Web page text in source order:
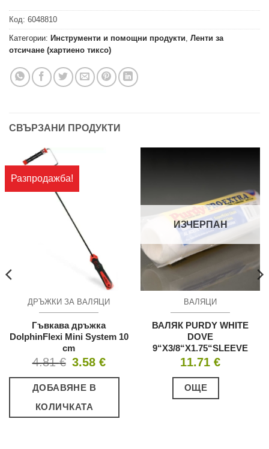
Код: 6048810
Категории: Инструменти и помощни продукти, Ленти за
отсичане (хартиено тиксо)
СВЪРЗАНИ ПРОДУКТИ
Разпродажба!
ДРЪЖКИ ЗА ВАЛЯЦИ
Гъвкава дръжка
DolphinFlexi Mini System 10
cm
4.81€
Original
price
4.81 €.
3.58 €Текущата
цена
ДОБАВЯНЕ В
КОЛИЧКАТА
ИЗЧЕРПАН
ВАЛЯЦИ
ВАЛЯК PURDY WHITE
DOVE
9“X3/8“X1.75“SLEEVE
11.71 €
ОЩЕ